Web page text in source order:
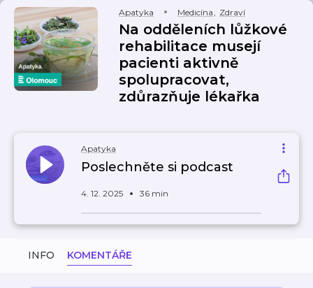
Apatyka Medicína, Zdraví
Na odděleních lůžkové
rehabilitace musejí
pacienti aktivně
spolupracovat,
zdůrazňuje lékařka
Apatyka
Poslechněte si podcast
4. 12. 2025 36 min
INFO KOMENTÁŘE